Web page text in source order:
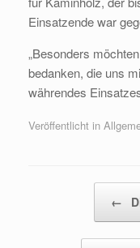
Einsatzende war
„Besonders
bedanken, die uns
währendes
Veröffentlicht in
←